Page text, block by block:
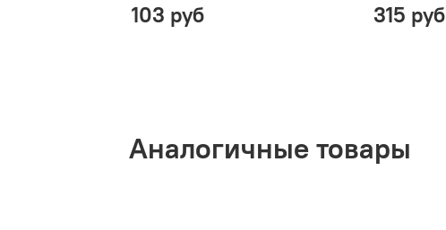
103 руб 315 руб
Аналогичные товары